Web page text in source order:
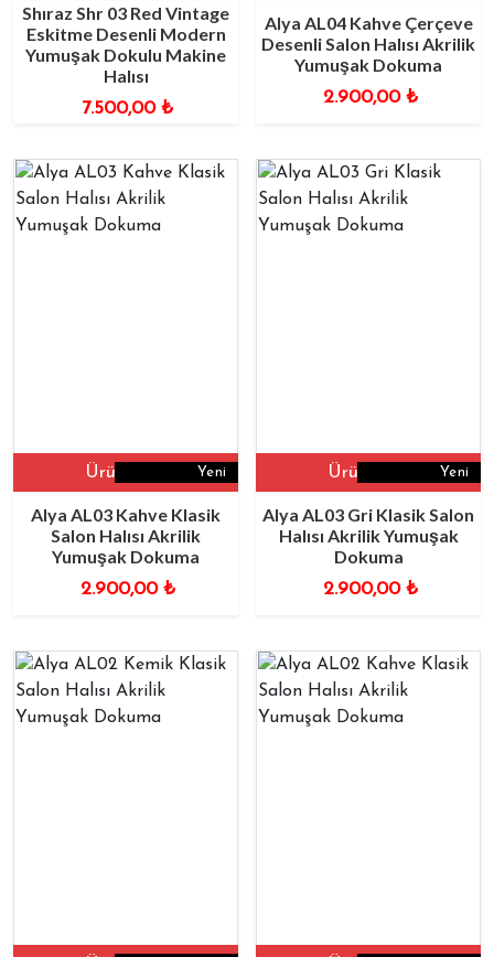
Shıraz Shr 03 Red Vintage
Eskitme Desenli Modern
Yumuşak Dokulu Makine
Halısı
7.500,00 ₺
Alya AL04 Kahve Çerçeve
Desenli Salon Halısı Akrilik
Yumuşak Dokuma
2.900,00 ₺
Yeni
Ürüne Git
Alya AL03 Kahve Klasik
Salon Halısı Akrilik
Yumuşak Dokuma
2.900,00 ₺
Yeni
Ürüne Git
Alya AL03 Gri Klasik Salon
Halısı Akrilik Yumuşak
Dokuma
2.900,00 ₺